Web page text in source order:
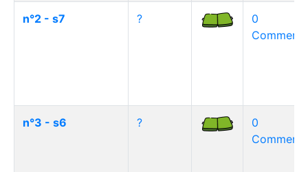
n°2 - s7 ?
0
n°3 - s6 ?
0